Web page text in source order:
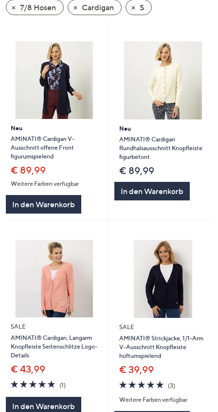
wischen
Sie
diese
anzuzeigen.
7/8 Hosen
Cardigan S
Neu
AMINATI® Cardigan V-
Ausschnitt offene Front
figurumspielend
€ 89,99
Weitere Farben verfügbar
In den Warenkorb
Neu
AMINATI® Cardigan
Rundhalsausschnitt Knopfleiste
figurbetont
€ 89,99
In den Warenkorb
SALE
AMINATI® Cardigan; Langarm
Knopfleiste Seitenschlitze Logo-
Details
€ 43,99
5.0
von
(1)1
In den Warenkorb
SALE
AMINATI® Strickjacke, 1/1-Arm
V-Ausschnitt Knopfleiste
hüftumspielend
€ 39,99
5.0
von
5
(3)3
Weitere Farben verfügbar